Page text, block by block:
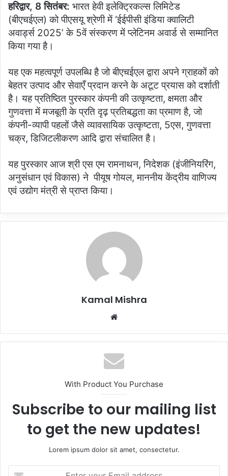
हरिद्वार, 8 सितंबर: भारत हेवी इलेक्ट्रिकल्स लिमिटेड
(बीएचईएल) को पीएसयू श्रेणी में ‘ईईपीसी इंडिया क्वालिटी
अवार्ड्स 2025’ के 5वें संस्करण में प्लेटिनम अवार्ड से सम्मानित
किया गया है।
यह एक महत्वपूर्ण उपलब्धि है जो बीएचईएल द्वारा अपने ग्राहकों को
बेहतर उत्पाद और सेवाएँ प्रदान करने के अटूट प्रयास को दर्शाती
है। यह प्रतिष्ठित पुरस्कार कंपनी की उत्कृष्टता, क्षमता और
गुणवत्ता में मजबूती के प्रति दृढ़ प्रतिबद्धता का प्रमाण है, जो
कंपनी-व्यापी पहलों जैसे व्यावसायिक उत्कृष्टता, 5एस, गुणवत्ता
चक्र, डिजिटलीकरण आदि द्वारा संचालित है।
यह पुरस्कार आज श्री एस एम रामनाथन, निदेशक (इंजीनियरिंग,
अनुसंधान एवं विकास) ने पीयूष गोयल, माननीय केंद्रीय वाणिज्य
एवं उद्योग मंत्री से प्राप्त किया।
Kamal Mishra
Website
With Product You Purchase
Subscribe to our mailing list
to get the new updates!
Lorem ipsum dolor sit amet, consectetur.